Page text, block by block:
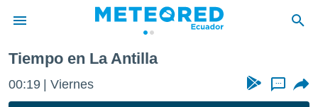
de
Tiempo en La Antilla
00:19 Viernes ...